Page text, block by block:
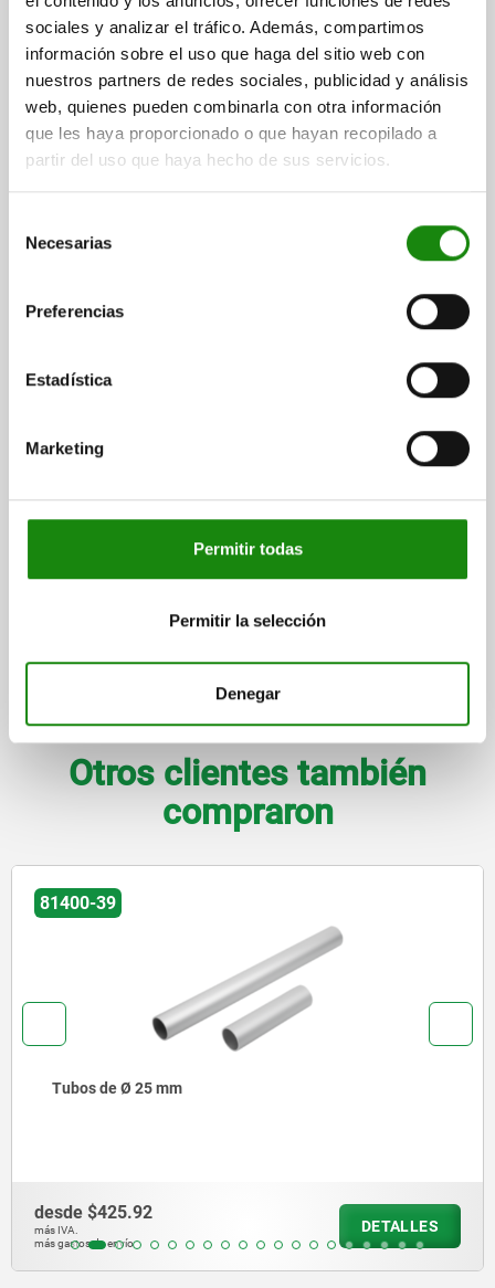
sociales y analizar el tráfico. Además, compartimos
información sobre el uso que haga del sitio web con
nuestros partners de redes sociales, publicidad y análisis
web, quienes pueden combinarla con otra información
que les haya proporcionado o que hayan recopilado a
partir del uso que haya hecho de sus servicios.
Necesarias
Preferencias
Estadística
Marketing
Permitir todas
Permitir la selección
Denegar
81400-30
POLIAMIDA NEGRO, KOMP:POLYCARBONAT NEGRO
TIPO DE CONEXIÓN=M12 8 POLOS, CODIFICACIÓN A
GRADO DE SUCIEDAD=3
más gastos de envío
Otros clientes también
compraron
81400-39
Tubos de Ø 25 mm
desde $425.92
más IVA.
más gastos de envío
DETALLES